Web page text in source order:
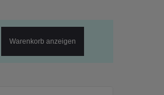
Warenkorb anzeigen